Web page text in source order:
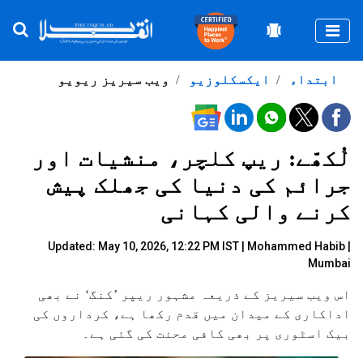
ویب سیریز ریویو ایکسکلوزیو ابتداء
لُکھّے: ریپ کلچر، منشیات اور
جرائم کی دنیا کی جھلک پیش
کرنے والی کہانی
Updated: May 10, 2026, 12:22 PM IST |
Mohammed Habib |
Mumbai
اس ویب سیریز کے ذریعہ مشہور ریپر ’کنگ‘ نے بھی
اداکاری کے میدان میں قدم رکھا ہے، کرداروں کی
بیک اسٹوری پر بھی کافی محنت کی گئی ہے۔